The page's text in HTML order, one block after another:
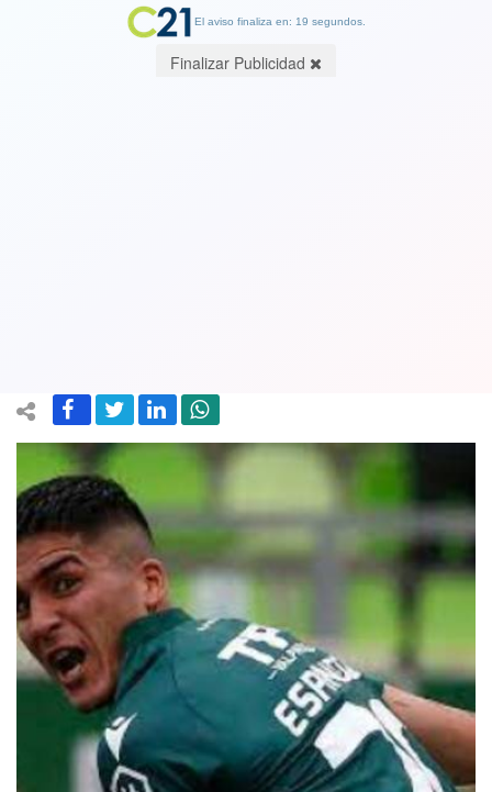
El aviso finaliza en: 19 segundos.
Finalizar Publicidad